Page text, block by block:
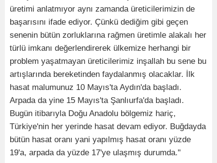
üretimi anlatmıyor aynı zamanda üreticilerimizin de
başarısını ifade ediyor. Çünkü dediğim gibi geçen
senenin bütün zorluklarına rağmen üretimle alakalı her
türlü imkanı değerlendirerek ülkemize herhangi bir
problem yaşatmayan üreticilerimiz inşallah bu sene bu
artışlarında bereketinden faydalanmış olacaklar. İlk
hasat malumunuz 10 Mayıs'ta Aydın'da başladı.
Arpada da yine 15 Mayıs'ta Şanlıurfa'da başladı.
Bugün itibarıyla Doğu Anadolu bölgemiz hariç,
Türkiye'nin her yerinde hasat devam ediyor. Buğdayda
bütün hasat oranı yani yapılmış hasat oranı yüzde
19'a, arpada da yüzde 17'ye ulaşmış durumda."